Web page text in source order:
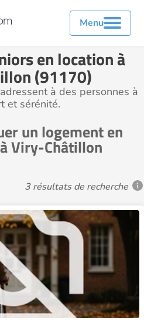
Menu
en location à
(91170)
à des personnes à
et sérénité.
un logement en
Viry-Châtillon
3 résultats de recherche